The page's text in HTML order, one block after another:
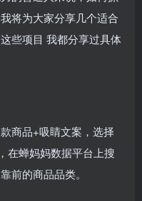
将为大家分享几个适合
些项目 我都分享过具体
商品+吸睛文案，选择
在蝉妈妈数据平台上搜
前的商品品类。